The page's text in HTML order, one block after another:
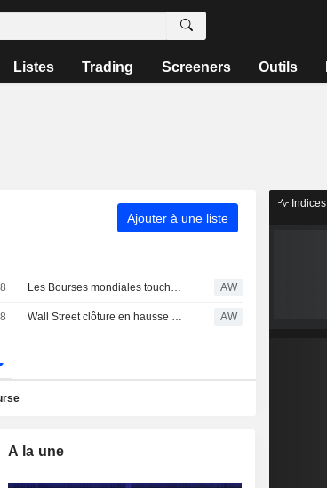
Listes Trading Screeners Outils
Ajouter à une liste
Les Bourses mondiales touchent des sommets après l'emploi américain AW
Wall Street clôture en hausse après l'emploi américain AW
A la une
Indices